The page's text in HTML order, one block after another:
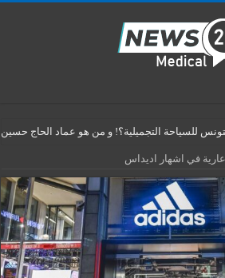
للسياحة التجميلية؟! و من هو عماد الحاج حسين
في اشهار اديداس